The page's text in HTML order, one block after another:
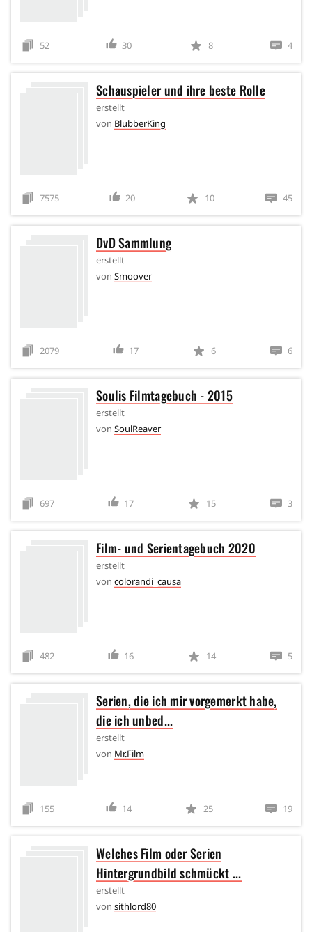
52 30 8 4
Schauspieler und ihre beste Rolle
erstellt
von BlubberKing
7575 20 10 45
DvD Sammlung
erstellt
von Smoover
2079 17 6 6
Soulis Filmtagebuch - 2015
erstellt
von SoulReaver
697 17 15 3
Film- und Serientagebuch 2020
erstellt
von colorandi_causa
482 16 14 5
Serien, die ich mir vorgemerkt habe,
die ich unbed...
erstellt
von Mr.Film
155 14 25 19
Welches Film oder Serien
Hintergrundbild schmückt ...
erstellt
von sithlord80